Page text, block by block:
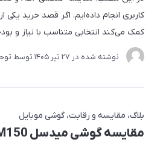
کاربری انجام داده‌ایم. اگر قصد خرید یکی
کمک می‌کند انتخابی متناسب با نیاز و
نوشته شده در 27 تير 1405 توسط
بلاگ مقایسه و رقابت گوشی موبایل
مقایسه گوشی‌ میدسل M150 و وکال F4